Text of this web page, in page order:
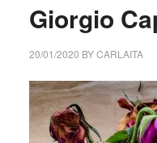
Giorgio
20/01/2020 BYCARLAITA